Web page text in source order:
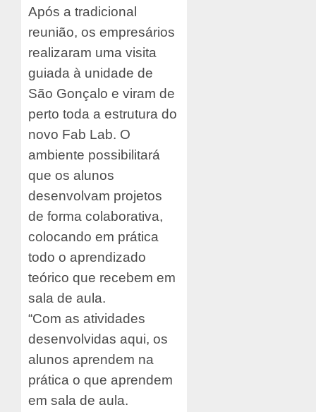
Após a tradicional
reunião, os empresários
realizaram uma visita
guiada à unidade de
São Gonçalo e viram de
perto toda a estrutura do
novo Fab Lab. O
ambiente possibilitará
que os alunos
desenvolvam projetos
de forma colaborativa,
colocando em prática
todo o aprendizado
teórico que recebem em
sala de aula.
“Com as atividades
desenvolvidas aqui, os
alunos aprendem na
prática o que aprendem
em sala de aula.